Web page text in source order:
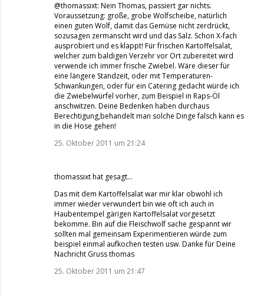
@thomassixt: Nein Thomas, passiert gar nichts.
Voraussetzung: große, grobe Wolfscheibe, natürlich
einen guten Wolf, damit das Gemüse nicht zerdrückt,
sozusagen zermanscht wird und das Salz. Schon X-fach
ausprobiert und es klappt! Für frischen Kartoffelsalat,
welcher zum baldigen Verzehr vor Ort zubereitet wird
verwende ich immer frische Zwiebel. Wäre dieser für
eine längere Standzeit, oder mit Temperaturen-
Schwankungen, oder für ein Catering gedacht würde ich
die Zwiebelwürfel vorher, zum Beispiel in Raps-Öl
anschwitzen. Deine Bedenken haben durchaus
Berechtigung,behandelt man solche Dinge falsch kann es
in die Hose gehen!
25. Oktober 2011 um 21:24
thomassixthat gesagt…
Das mit dem Kartoffelsalat war mir klar obwohl ich
immer wieder verwundert bin wie oft ich auch in
Haubentempel gärigen Kartoffelsalat vorgesetzt
bekomme. Bin auf die Fleischwolf sache gespannt wir
sollten mal gemeinsam Experimentieren würde zum
beispiel einmal aufkochen testen usw. Danke für Deine
Nachricht Gruss thomas
25. Oktober 2011 um 21:47